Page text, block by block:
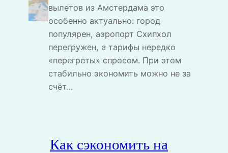
вылетов из Амстердама это
особенно актуально: город
популярен, аэропорт Схипхол
перегружен, а тарифы нередко
«перегреты» спросом. При этом
стабильно экономить можно не за
счёт…
Как сэкономить на